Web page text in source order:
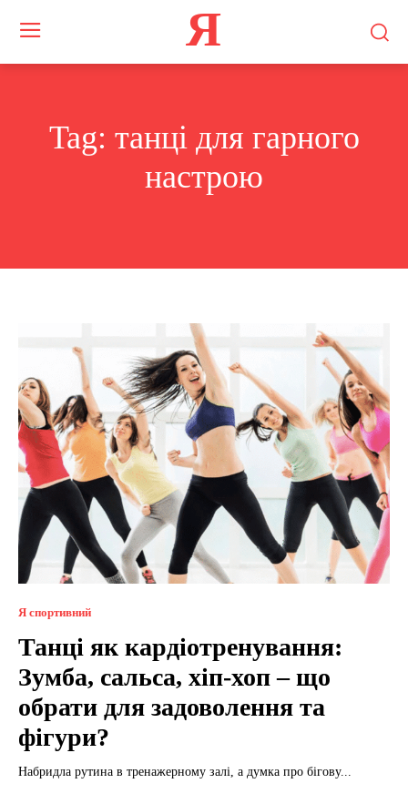
Я
Tag: танці для гарного
настрою
Я спортивний
Танці як кардіотренування:
Зумба, сальса, хіп-хоп – що
обрати для задоволення та
фігури?
Набридла рутина в тренажерному залі, а думка про бігову...